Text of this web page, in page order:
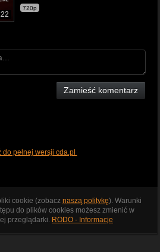
720p
Zamieść komentarz
do pełnej wersji cda.pl
cookie (zobacz naszą politykę). Warunki
do plików cookies możesz zmienić w
przeglądarki. RODO - Informacje